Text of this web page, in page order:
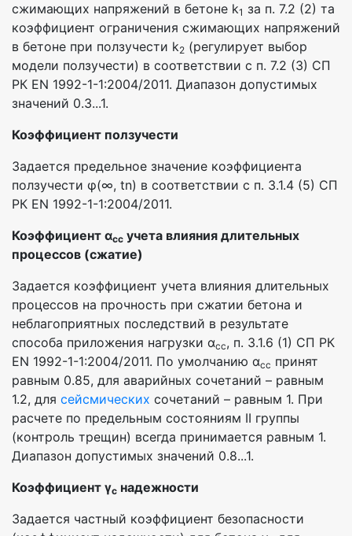
сжимающих напряжений в бетоне k1 за п. 7.2 (2) та
коэффициент ограничения сжимающих напряжений
в бетоне при ползучести k2 (регулирует выбор
модели ползучести) в соответствии с п. 7.2 (3) СП
РК EN 1992-1-1:2004/2011. Диапазон допустимых
значений 0.3...1.
Коэффициент ползучести
Задается предельное значение коэффициента
ползучести φ(∞, tn) в соответствии с п. 3.1.4 (5) СП
РК EN 1992-1-1:2004/2011.
Коэффициент αcc учета влияния длительных
процессов (сжатие)
Задается коэффициент учета влияния длительных
процессов на прочность при сжатии бетона и
неблагоприятных последствий в результате
способа приложения нагрузки αcc, п. 3.1.6 (1) СП РК
EN 1992-1-1:2004/2011. По умолчанию αcc принят
равным 0.85, для аварийных сочетаний – равным
1.2, для сейсмических сочетаний – равным 1. При
расчете по предельным состояниям II группы
(контроль трещин) всегда принимается равным 1.
Диапазон допустимых значений 0.8...1.
Коэффициент γc надежности
Задается частный коэффициент безопасности